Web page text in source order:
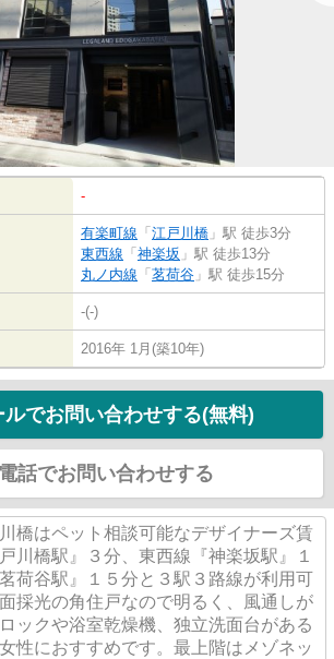
-
有楽町線 「 江戸川橋 」駅 徒歩3分
東西線 「 神楽坂 」駅 徒歩13分
丸ノ内線 「 茗荷谷 」駅 徒歩15分
-(-)
2016年 1月(築10年)
ルでお問い合わせする(無料)
電話でお問い合わせする
橋はペット相談可能なデザイナーズ賃
川橋駅』３分、東西線『神楽坂駅』１
荷谷駅』１５分と３駅３路線が利用可
採光の角住戸なので明るく、風通しが
ックや浴室乾燥機、独立洗面台がある
性におすすめです。最上階はメゾネッ